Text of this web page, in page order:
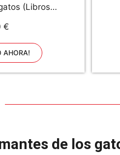
(Libros
€
AHORA!
de los